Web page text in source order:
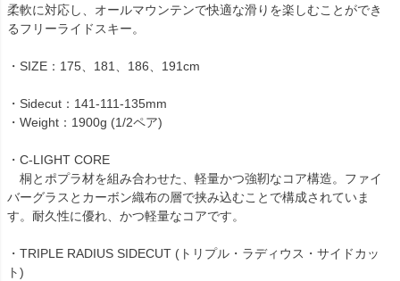
柔軟に対応し、オールマウンテンで快適な滑りを楽しむことができ
るフリーライドスキー。
・SIZE：175、181、186、191cm
・Sidecut：141-111-135mm
・Weight：1900g (1/2ペア)
・C-LIGHT CORE
桐とポプラ材を組み合わせた、軽量かつ強靭なコア構造。ファイ
バーグラスとカーボン織布の層で挟み込むことで構成されていま
す。耐久性に優れ、かつ軽量なコアです。
・TRIPLE RADIUS SIDECUT (トリプル・ラディウス・サイドカッ
ト)